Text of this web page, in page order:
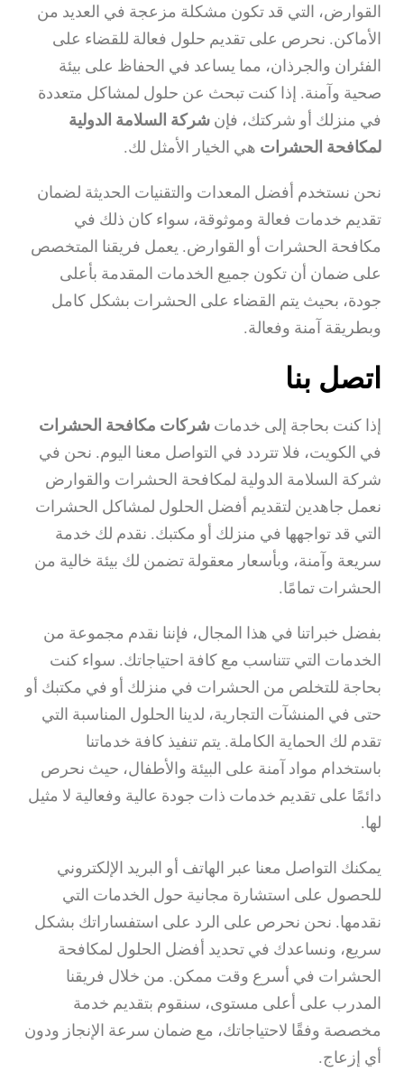
القوارض، التي قد تكون مشكلة مزعجة في العديد من
الأماكن. نحرص على تقديم حلول فعالة للقضاء على
الفئران والجرذان، مما يساعد في الحفاظ على بيئة
صحية وآمنة. إذا كنت تبحث عن حلول لمشاكل متعددة
في منزلك أو شركتك، فإن شركة السلامة الدولية
لمكافحة الحشرات هي الخيار الأمثل لك.
نحن نستخدم أفضل المعدات والتقنيات الحديثة لضمان
تقديم خدمات فعالة وموثوقة، سواء كان ذلك في
مكافحة الحشرات أو القوارض. يعمل فريقنا المتخصص
على ضمان أن تكون جميع الخدمات المقدمة بأعلى
جودة، بحيث يتم القضاء على الحشرات بشكل كامل
وبطريقة آمنة وفعالة.
اتصل بنا
إذا كنت بحاجة إلى خدمات شركات مكافحة الحشرات
في الكويت، فلا تتردد في التواصل معنا اليوم. نحن في
شركة السلامة الدولية لمكافحة الحشرات والقوارض
نعمل جاهدين لتقديم أفضل الحلول لمشاكل الحشرات
التي قد تواجهها في منزلك أو مكتبك. نقدم لك خدمة
سريعة وآمنة، وبأسعار معقولة تضمن لك بيئة خالية من
الحشرات تمامًا.
بفضل خبراتنا في هذا المجال، فإننا نقدم مجموعة من
الخدمات التي تتناسب مع كافة احتياجاتك. سواء كنت
بحاجة للتخلص من الحشرات في منزلك أو في مكتبك أو
حتى في المنشآت التجارية، لدينا الحلول المناسبة التي
تقدم لك الحماية الكاملة. يتم تنفيذ كافة خدماتنا
باستخدام مواد آمنة على البيئة والأطفال، حيث نحرص
دائمًا على تقديم خدمات ذات جودة عالية وفعالية لا مثيل
لها.
يمكنك التواصل معنا عبر الهاتف أو البريد الإلكتروني
للحصول على استشارة مجانية حول الخدمات التي
نقدمها. نحن نحرص على الرد على استفساراتك بشكل
سريع، ونساعدك في تحديد أفضل الحلول لمكافحة
الحشرات في أسرع وقت ممكن. من خلال فريقنا
المدرب على أعلى مستوى، سنقوم بتقديم خدمة
مخصصة وفقًا لاحتياجاتك، مع ضمان سرعة الإنجاز ودون
أي إزعاج.